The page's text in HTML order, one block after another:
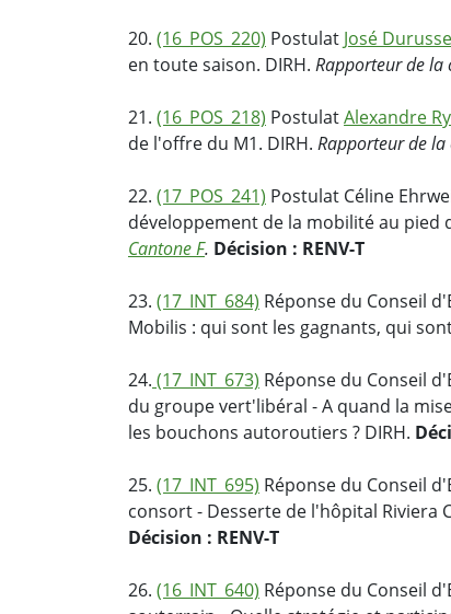
20. (16_POS_220) Postulat José
en toute saison. DIRH. Rapporteur de la
21. (16_POS_218) PostulatAlexandre
de l'offre du M1. DIRH. Rapporteur de
22. (17_POS_241) Postulat Céline
développement de la mobilité au pied
Cantone F. Décision : RENV-T
23. (17_INT_684) Réponse du Conseil
Mobilis : qui sont les gagnants, qui
24. (17_INT_673) Réponse du Conseil
du groupe vert'libéral - A quand la
les bouchons autoroutiers ? DIRH.
25. (17_INT_695) Réponse du Conseil
consort - Desserte de l'hôpital Riviera
Décision : RENV-T
26. (16_INT_640) Réponse du Conseil